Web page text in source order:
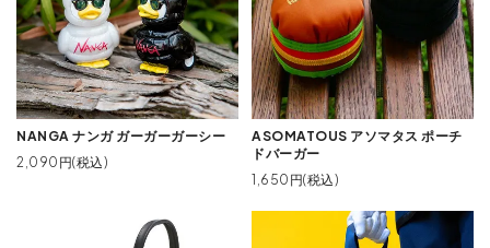
NANGA ナンガ ガーガーガーシー
2,090円(税込)
ASOMATOUS アソマタス ポーチ
ドバーガー
1,650円(税込)